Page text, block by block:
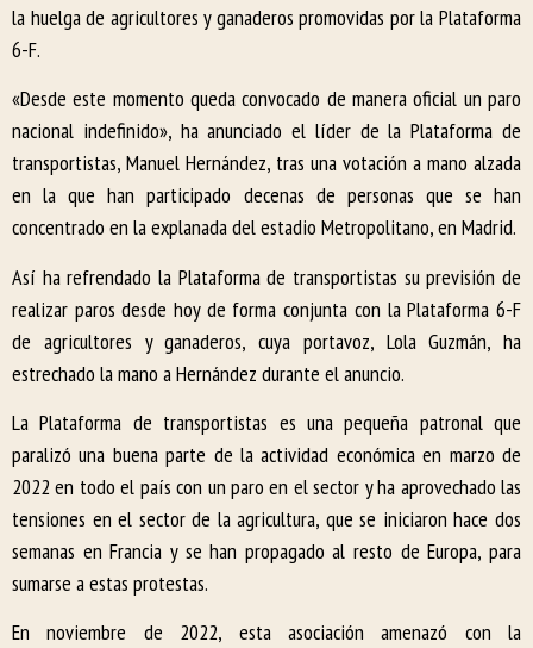
la huelga de agricultores y ganaderos promovidas por la Plataforma
6-F.
«Desde este momento queda convocado de manera oficial un paro
nacional indefinido», ha anunciado el líder de la Plataforma de
transportistas, Manuel Hernández, tras una votación a mano alzada
en la que han participado decenas de personas que se han
concentrado en la explanada del estadio Metropolitano, en Madrid.
Así ha refrendado la Plataforma de transportistas su previsión de
realizar paros desde hoy de forma conjunta con la Plataforma 6-F
de agricultores y ganaderos, cuya portavoz, Lola Guzmán, ha
estrechado la mano a Hernández durante el anuncio.
La Plataforma de transportistas es una pequeña patronal que
paralizó una buena parte de la actividad económica en marzo de
2022 en todo el país con un paro en el sector y ha aprovechado las
tensiones en el sector de la agricultura, que se iniciaron hace dos
semanas en Francia y se han propagado al resto de Europa, para
sumarse a estas protestas.
En noviembre de 2022, esta asociación amenazó con la